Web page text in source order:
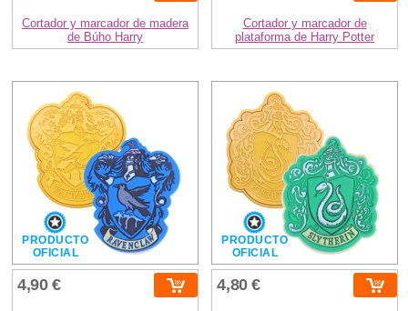
Cortador y marcador de madera
de Búho Harry
Cortador y marcador de
plataforma de Harry Potter
PRODUCTO
OFICIAL
4,90 €
PRODUCTO
OFICIAL
4,80 €